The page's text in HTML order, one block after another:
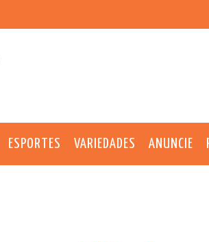
ESPORTES VARIEDADES ANUNCIE